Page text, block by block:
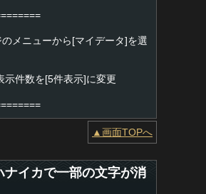
メニューから[マイデータ]を選
示件数を[5件表示]に変更
▲画面TOPへ
ナイカで一部の文字が消